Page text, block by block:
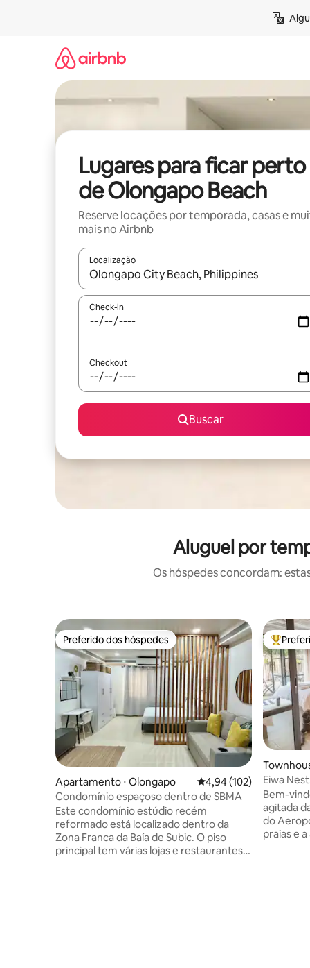
Lugares para ficar perto
de Olongapo Beach
Reserve locações por temporada, casas e
mais no Airbnb
Localização
Quando os resultados estiverem disponíveis,
Check-in
Checkout
Buscar
Aluguel por
Os hóspedes concordam:
Preferido dos hóspedes
Preferido dos hóspedes
Apartamento ⋅ Olongapo 4,94 de uma avaliação
4,94 (102)
Condomínio espaçoso dentro de SBMA
Este condomínio estúdio recém
reformado está localizado dentro da
Zona Franca da Baía de Subic. O piso
principal tem várias lojas e restaurantes.
Entre
port Zone
Eiwa
café da
Bem-
agitada
do
praias e